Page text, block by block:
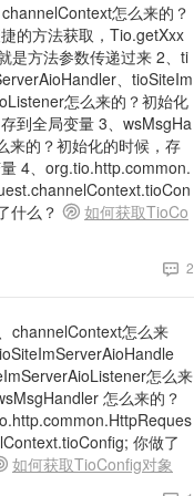
怎么来的？
的方法获取，Tio.getXxx
是方法参数传递过来 2、ti
、tioSiteIm
怎么来的？初始化
到全局变量 3、wsMsgHa
来的？初始化的时候，存
4、org.tio.http.common.
什么？
如何获取TioCo
2
channelContext怎么来
怎么来
怎么来的？
你做了
如何获取TioConfig对象